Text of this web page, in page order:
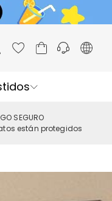
SEGURO
están protegidos